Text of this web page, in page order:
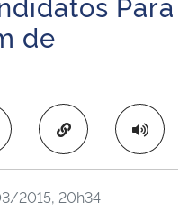
de
Copiar para área
2015, 20h34